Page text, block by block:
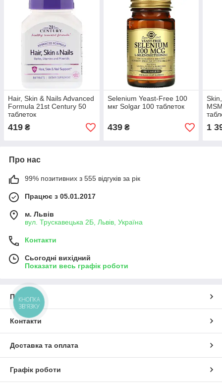
Hair, Skin & Nails Advanced
Formula 21st Century 50
таблеток
419 ₴
Selenium Yeast-Free 100
мкг Solgar 100 таблеток
439₴ 1
Про нас
99% позитивних з 555 відгуків за рік
Працює з 05.01.2017
м. Львів
вул. Трускавецька 2Б, Львів, Україна
Контакти
Сьогодні вихідний
Показати весь графік роботи
Про нас
Контакти
Доставка та оплата
Графік роботи
КНОПКА
ЗВ'ЯЗКУ